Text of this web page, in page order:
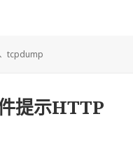
、tcpdump
提示HTTP